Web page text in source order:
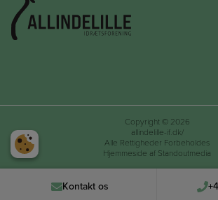
Copyright © 2026
allindelille-if.dk/
Alle Rettigheder Forbeholdes
Hjemmeside af Standoutmedia
Kontakt os